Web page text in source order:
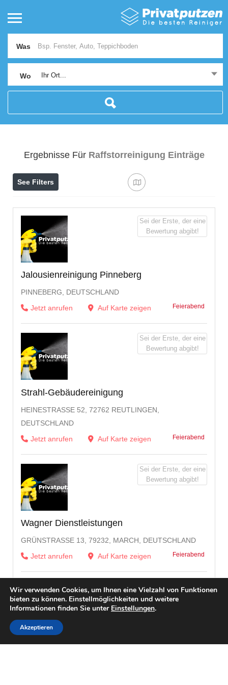
Was
Wo Ihr Ort...
Ergebnisse Für Raffstorreinigung Einträge
See Filters
Jalousienreinigung Pinneberg
PINNEBERG, DEUTSCHLAND
Jetzt anrufen
Auf Karte zeigen Feierabend
Sei der Erste, der eine
Bewertung abgibt!
Strahl-Gebäudereinigung
HEINESTRASSE 52, 72762 REUTLINGEN, D
EUTSCHLAND
Jetzt anrufen
Auf Karte zeigen Feierabend
Sei der Erste, der eine
Bewertung abgibt!
Wagner Dienstleistungen
GRÜNSTRASSE 13, 79232, MARCH, DEUTSCHLAND
Jetzt anrufen
Auf Karte zeigen Feierabend
Sei der Erste, der eine
Bewertung abgibt!
Wir verwenden Cookies, um Ihnen eine Vielzahl von Funktionen
bieten zu können. Einstellmöglichkeiten und weitere
Informationen finden Sie unter Einstellungen.
Akzeptieren